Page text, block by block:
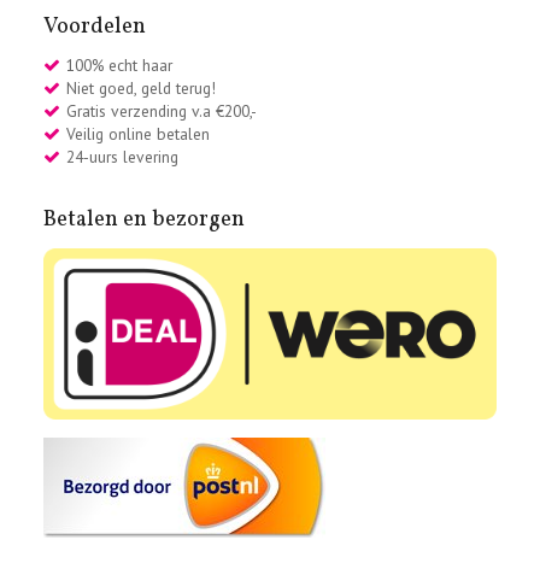
Voordelen
100% echt haar
Niet goed, geld terug!
Gratis verzending v.a €200,-
Veilig online betalen
24-uurs levering
Betalen en bezorgen